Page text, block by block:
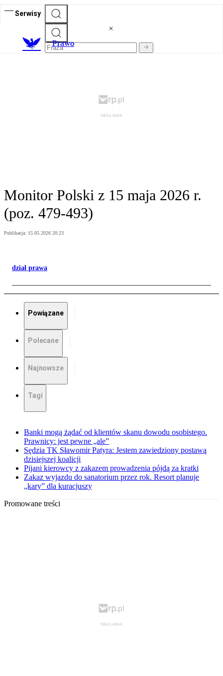
Serwisy
Prawo
Monitor Polski z 15 maja 2026 r.
(poz. 479-493)
Publikacja: 15.05.2026 20:23
dział prawa
Powiązane
Polecane
Najnowsze
Tagi
Banki mogą żądać od klientów skanu dowodu osobistego.
Prawnicy: jest pewne „ale”
Sędzia TK Sławomir Patyra: Jestem zawiedziony postawą
dzisiejszej koalicji
Pijani kierowcy z zakazem prowadzenia pójdą za kratki
Zakaz wyjazdu do sanatorium przez rok. Resort planuje
„kary” dla kuracjuszy
Promowane treści